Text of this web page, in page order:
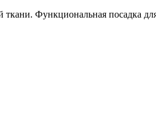
ткани. Функциональная посадка